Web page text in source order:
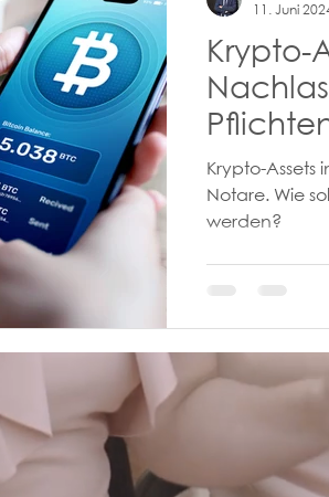
Krypto-
Krypto-Assets
Notare. Wie
werden?
11. Juni